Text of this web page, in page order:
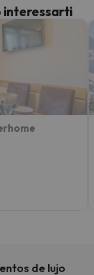
interessarti
de lujo